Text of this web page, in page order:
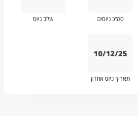
סה״כ גיוסים שלב גיוס
10/12/25
תאריך גיוס אחרון